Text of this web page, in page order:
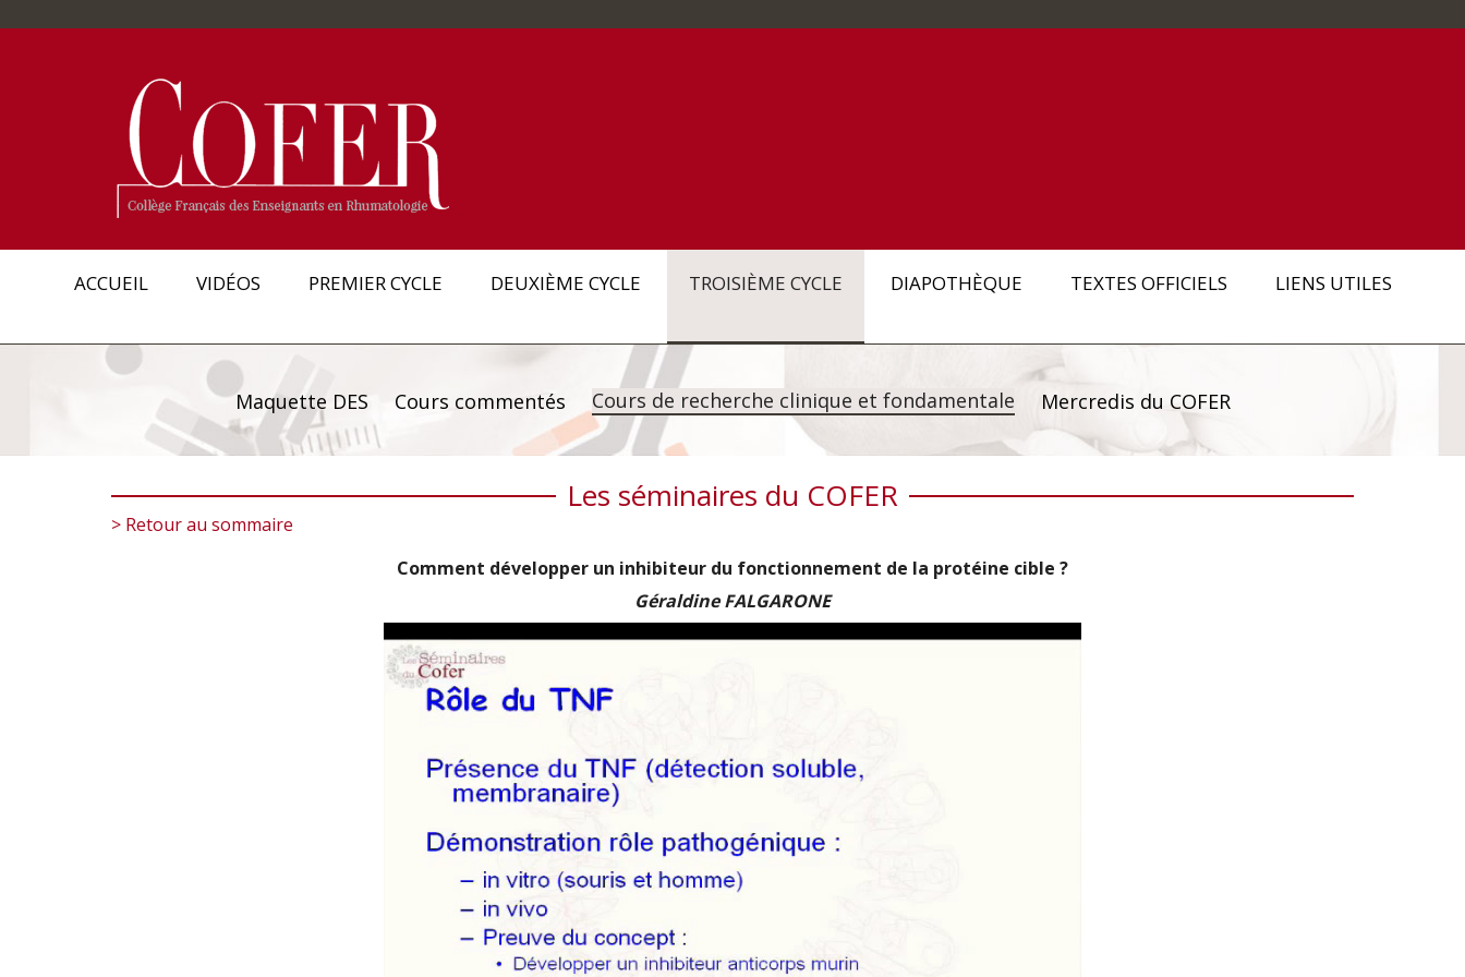
ACCUEIL VIDÉOS PREMIER CYCLE DEUXIÈME CYCLE TROISIÈME CYCLE DIAPOTHÈQUE TEXTES OFFICIELS LIENS UTILES
Maquette DES Cours commentés Cours de recherche clinique et fondamentale Mercredis du COFER
Les séminaires du COFER
> Retour au sommaire
Comment développer un inhibiteur du fonctionnement de la protéine cible ?
Géraldine FALGARONE